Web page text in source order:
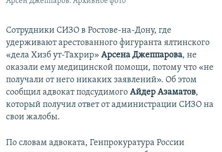
Сотрудники СИЗО в Ростове-на-Дону, где
удерживают арестованного фигуранта ялтинского
«дела Хизб ут-Тахрир» Арсена Джеппарова, не
оказали ему медицинской помощи, потому что «не
получали от него никаких заявлений». Об этом
сообщил адвокат подсудимого Айдер Азаматов,
который получил ответ от администрации СИЗО на
свои жалобы.
По словам адвоката, Генпрокуратура России